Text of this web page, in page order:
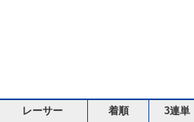
レーサー 着順
3連単